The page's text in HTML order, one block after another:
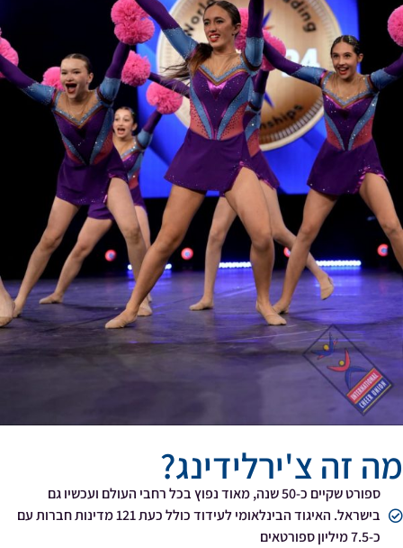
מה זה צ'ירלידינג?
ספורט שקיים כ-50 שנה, מאוד נפוץ בכל רחבי העולם ועכשיו גם
בישראל. האיגוד הבינלאומי לעידוד כולל כעת 121 מדינות חברות עם
כ-7.5 מיליון ספורטאים